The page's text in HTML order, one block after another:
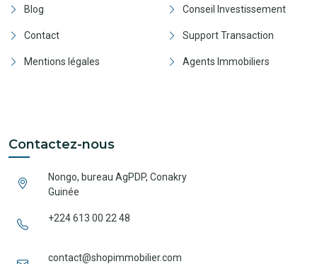
Blog
Contact
Mentions légales
Conseil Investissement
Support Transaction
Agents Immobiliers
Contactez-nous
Nongo, bureau AgPDP, Conakry
Guinée
+224 613 00 22 48
contact@shopimmobilier.com